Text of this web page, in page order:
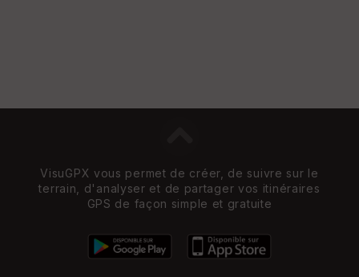
VisuGPX vous permet de créer, de suivre sur le
terrain, d'analyser et de partager vos itinéraires
GPS de façon simple et gratuite